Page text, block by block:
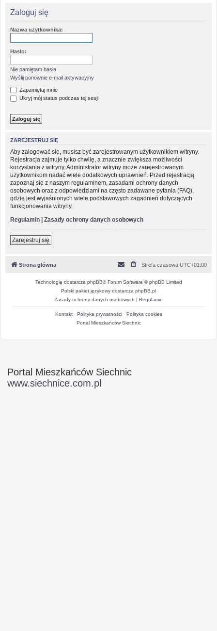
Zaloguj się
Nazwa użytkownika:
Hasło:
Nie pamiętam hasła
Wyślij ponownie e-mail aktywacyjny
Zapamiętaj mnie
Ukryj mój status podczas tej sesji
ZAREJESTRUJ SIĘ
Aby zalogować się, musisz być zarejestrowanym użytkownikiem witryny.
Rejestracja zajmuje tylko chwilę, a znacznie zwiększa możliwości
korzystania z witryny. Administrator witryny może zarejestrowanym
użytkownikom nadać wiele dodatkowych uprawnień. Przed rejestracją
zapoznaj się z naszym regulaminem, zasadami ochrony danych
osobowych oraz z odpowiedziami na często zadawane pytania (FAQ),
gdzie jest wyjaśnionych wiele podstawowych zagadnień dotyczących
funkcjonowania witryny.
Regulamin | Zasady ochrony danych osobowych
Zarejestruj się
Strona główna Strefa czasowa UTC+01:00
Technologię dostarcza phpBB® Forum Software © phpBB Limited
Polski pakiet językowy dostarcza phpBB.pl
Zasady ochrony danych osobowych | Regulamin
Kontakt· Polityka prywatności· Polityka cookies
Portal Mieszkańców Siechnic
Portal Mieszkańców Siechnic
www.siechnice.com.pl